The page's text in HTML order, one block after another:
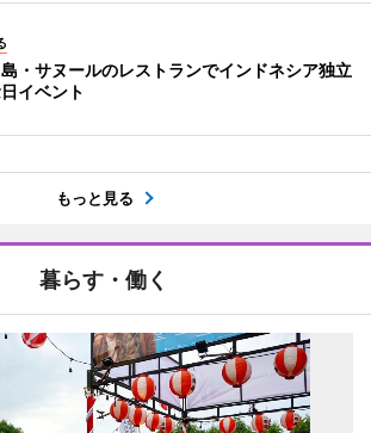
・サヌールのレストランでインドネシア独立
イベント
もっと見る
暮らす・働く